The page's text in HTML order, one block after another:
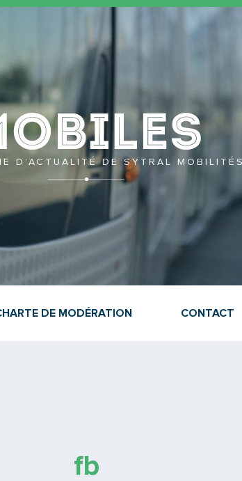
D’ACTUALITÉ DE SYTRAL MOBILITÉS
DE MODÉRATION CONTACT
fb